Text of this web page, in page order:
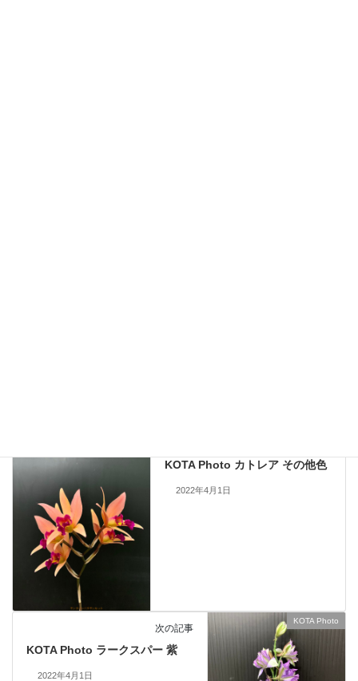
KOTA Photo カトレア その他色
2022年4月1日
KOTA Photo
次の記事
KOTA Photo ラークスパー 紫
2022年4月1日